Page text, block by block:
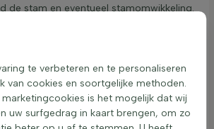
de stam en eventueel stamomwikkeling.
extra vochtig houden.
op vorm, groei en laagstam
voorkomt problemen en houdt
voor in de tuin lang vitaal.
te verbeteren en te personaliseren
van cookies en soortgelijke methoden.
is het mogelijk dat wij
uw surfgedrag in kaart brengen, om zo